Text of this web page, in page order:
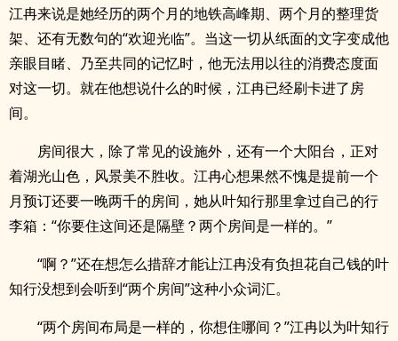
江冉来说是她经历的两个月的地铁高峰期、两个月的整理货
架、还有无数句的“欢迎光临”。当这一切从纸面的文字变成他
亲眼目睹、乃至共同的记忆时，他无法用以往的消费态度面
对这一切。就在他想说什么的时候，江冉已经刷卡进了房
间。
房间很大，除了常见的设施外，还有一个大阳台，正对
着湖光山色，风景美不胜收。江冉心想果然不愧是提前一个
月预订还要一晚两千的房间，她从叶知行那里拿过自己的行
李箱：“你要住这间还是隔壁？两个房间是一样的。”
“啊？”还在想怎么措辞才能让江冉没有负担花自己钱的叶
知行没想到会听到“两个房间”这种小众词汇。
“两个房间布局是一样的，你想住哪间？”江冉以为叶知行